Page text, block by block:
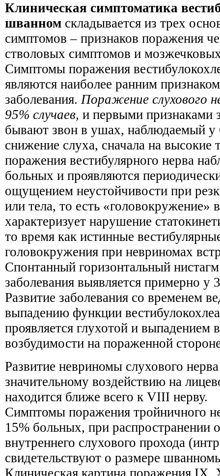
Клиническая симптоматика
шванном складывается из трех
симптомов – признаков поражения
стволовых симптомов и
Симптомы поражения
являются наиболее ранним признаком
заболевания.Поражение слухового
95% случаев, и первыми признаками
бывают звон в ушах, наблюдаемый у
снижение слуха, сначала на высокие
поражения вестибулярного нерва
больных и проявляются
ощущением неустойчивости при
или тела, то есть «головокружение»
характеризует нарушение
то время как истинные
головокружения при невриномах
Спонтанный горизонтальный
заболевания выявляется примерно у
Развитие заболевания со временем
выпадению функции
проявляется глухотой и выпадением
возбудимости на пораженной
Развитие невриномы слухового
значительному воздействию на
находится ближе всего к VIII нерву.
Симптомы поражения тройничного
15% больных, при распространении
внутреннего слухового прохода
свидетельствуют о размере